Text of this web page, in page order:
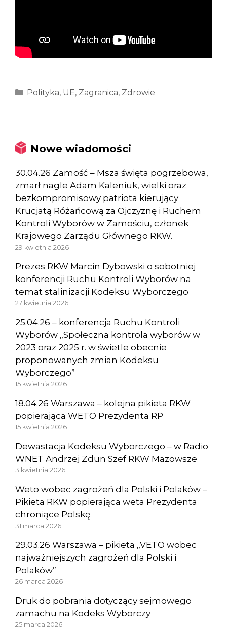
Kategorie
Polityka, UE, Zagranica, Zdrowie
Nowe wiadomości
30.04.26 Zamość – Msza święta pogrzebowa,
zmarł nagle Adam Kaleniuk, wielki oraz
bezkompromisowy patriota kierujący
Krucjatą Różańcową za Ojczyznę i Ruchem
Kontroli Wyborów w Zamościu, członek
Krajowego Zarządu Głównego RKW.
29 kwietnia 2026
Prezes RKW Marcin Dybowski o sobotniej
konferencji Ruchu Kontroli Wyborów na
temat stalinizacji Kodeksu Wyborczego
27 kwietnia 2026
25.04.26 – konferencja Ruchu Kontroli
Wyborów „Społeczna kontrola wyborów w
2023 oraz 2025 r. w świetle obecnie
proponowanych zmian Kodeksu
Wyborczego”
15 kwietnia 2026
18.04.26 Warszawa – kolejna pikieta RKW
popierająca WETO Prezydenta RP
15 kwietnia 2026
Dewastacja Kodeksu Wyborczego – w Radio
WNET Andrzej Zdun Szef RKW Mazowsze
3 kwietnia 2026
Weto wobec zagrożeń dla Polski i Polaków –
Pikieta RKW popierająca weta Prezydenta
chroniące Polskę
31 marca 2026
29.03.26 Warszawa – pikieta „VETO wobec
najważniejszych zagrożeń dla Polski i
Polaków”
26 marca 2026
Druk do pobrania dotyczący sejmowego
zamachu na Kodeks Wyborczy
25 marca 2026